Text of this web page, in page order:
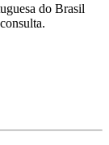
do Brasil